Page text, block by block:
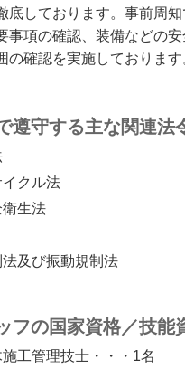
底しております。事前周
事項の確認、装備などの
の確認を実施しております
遵守する主な関連法
クル法
生法
及び振動規制法
フの国家資格／技能
工管理技士・・・1名